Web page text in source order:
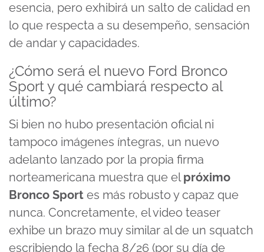
esencia, pero exhibirá un salto de calidad en
lo que respecta a su desempeño, sensación
de andar y capacidades.
¿Cómo será el nuevo Ford Bronco
Sport y qué cambiará respecto al
último?
Si bien no hubo presentación oficial ni
tampoco imágenes íntegras, un nuevo
adelanto lanzado por la propia firma
norteamericana muestra que elpróximo
Bronco Sport es más robusto y capaz que
nunca. Concretamente, el video teaser
exhibe un brazo muy similar al de un squatch
escribiendo la fecha 8/26 (por su día de